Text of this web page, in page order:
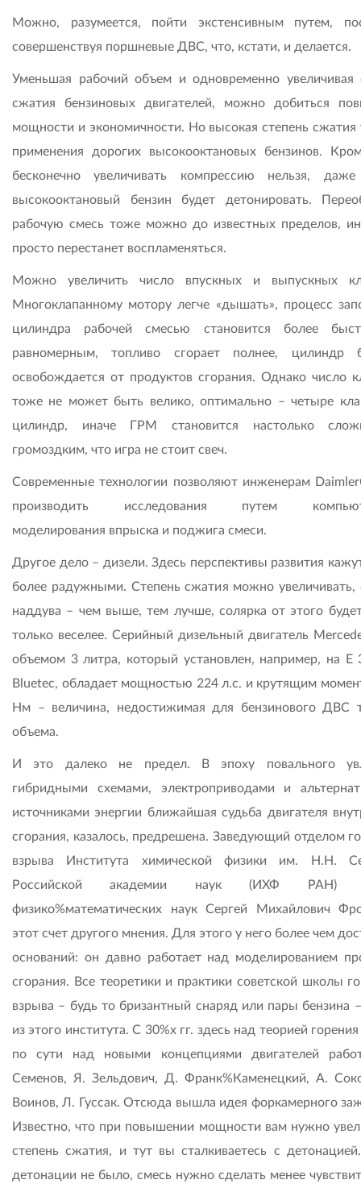
Можно, разумеется, пойти экстенсивным путем,
совершенствуя поршневые ДВС, что, кстати, и делается.
Уменьшая рабочий объем и одновременно увеличивая
сжатия бензиновых двигателей, можно добиться
мощности и экономичности. Но высокая степень сжатия
применения дорогих высокооктановых бензинов.
бесконечно увеличивать компрессию нельзя,
высокооктановый бензин будет детонировать.
рабочую смесь тоже можно до известных пределов,
просто перестанет воспламеняться.
Можно увеличить число впускных и выпускных
Многоклапанному мотору легче «дышать», процесс
цилиндра рабочей смесью становится более
равномерным, топливо сгорает полнее, цилиндр
освобождается от продуктов сгорания. Однако число
тоже не может быть велико, оптимально – четыре
цилиндр, иначе ГРМ становится настолько
громоздким, что игра не стоит свеч.
Современные технологии позволяют инженерам
производить исследования путем
моделирования впрыска и поджига смеси.
Другое дело – дизели. Здесь перспективы развития
более радужными. Степень сжатия можно увеличивать,
наддува – чем выше, тем лучше, солярка от этого
только веселее. Серийный дизельный двигатель
объемом 3 литра, который установлен, например, на E
Bluetec, обладает мощностью 224 л.с. и крутящим
Нм – величина, недостижимая для бензинового ДВС
объема.
И это далеко не предел. В эпоху повального
гибридными схемами, электроприводами и
источниками энергии ближайшая судьба двигателя
сгорания, казалось, предрешена. Заведующий отделом
взрыва Института химической физики им. Н.Н.
Российской академии наук (ИХФ РАН)
физико%математических наук Сергей Михайлович
этот счет другого мнения. Для этого у него более чем
оснований: он давно работает над моделированием
сгорания. Все теоретики и практики советской школы
взрыва – будь то бризантный снаряд или пары бензина
из этого института. С 30%х гг. здесь над теорией горения
по сути над новыми концепциями двигателей
Семенов, Я. Зельдович, Д. Франк%Каменецкий, А.
Воинов, Л. Гуссак. Отсюда вышла идея форкамерного
Известно, что при повышении мощности вам нужно
степень сжатия, и тут вы сталкиваетесь с
детонации не было, смесь нужно сделать менее